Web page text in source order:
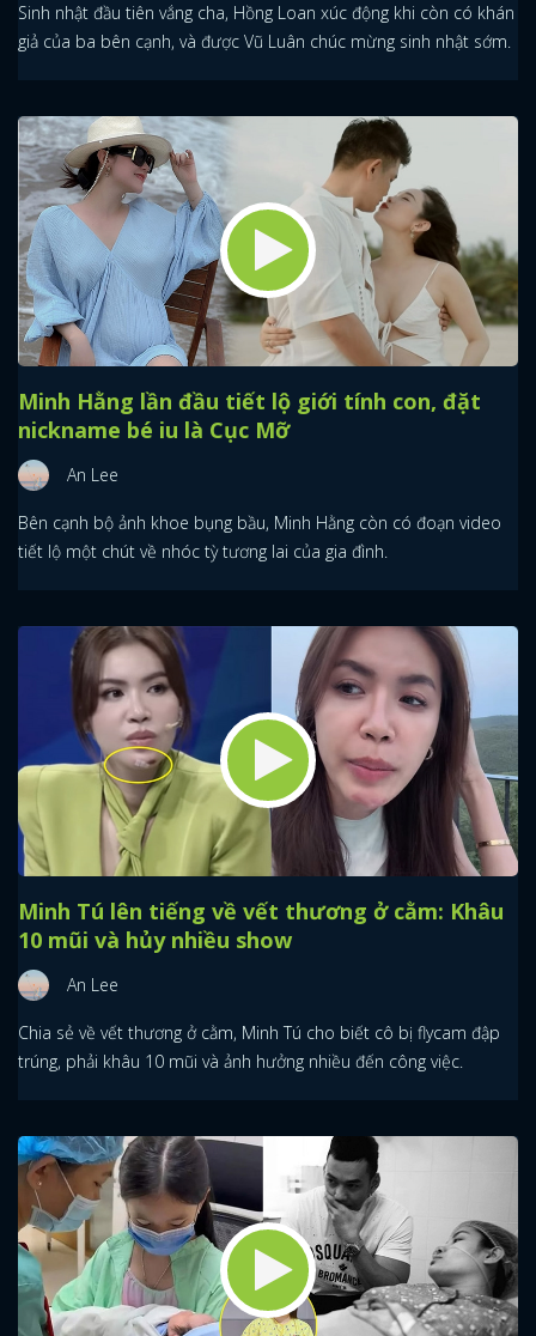
Sinh nhật đầu tiên vắng cha, Hồng Loan xúc động khi còn có khán
giả của ba bên cạnh, và được Vũ Luân chúc mừng sinh nhật sớm.
Minh Hằng lần đầu tiết lộ giới tính con, đặt
nickname bé iu là Cục Mỡ
An Lee
Bên cạnh bộ ảnh khoe bụng bầu, Minh Hằng còn có đoạn video
tiết lộ một chút về nhóc tỳ tương lai của gia đình.
Minh Tú lên tiếng về vết thương ở cằm: Khâu
10 mũi và hủy nhiều show
An Lee
Chia sẻ về vết thương ở cằm, Minh Tú cho biết cô bị flycam đập
trúng, phải khâu 10 mũi và ảnh hưởng nhiều đến công việc.